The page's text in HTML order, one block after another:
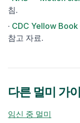
침.
· CDC Yellow
참고 자료.
다른 멀미 가
임신 중 멀미